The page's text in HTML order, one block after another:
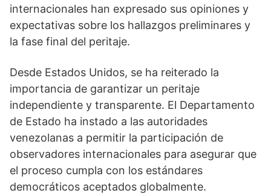
internacionales han expresado sus opiniones y
expectativas sobre los hallazgos preliminares y
la fase final del peritaje.
Desde Estados Unidos, se ha reiterado la
importancia de garantizar un peritaje
independiente y transparente. El Departamento
de Estado ha instado a las autoridades
venezolanas a permitir la participación de
observadores internacionales para asegurar que
el proceso cumpla con los estándares
democráticos aceptados globalmente.